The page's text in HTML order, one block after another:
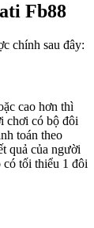
Fb88
chính sau đây:
cao hơn thì
chơi có bộ đôi
toán theo
quả của người
tối thiểu 1 đôi